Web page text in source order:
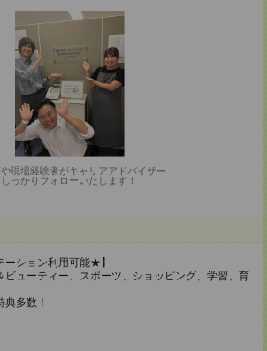
現場経験者がキャリアアドバイザー
っかりフォローいたします！
ーション利用可能★】
ビューティー、スポーツ、ショッピング、学習、育
多数！